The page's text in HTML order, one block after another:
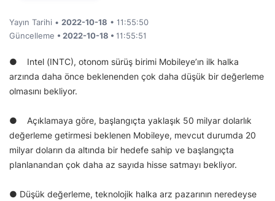
Yayın Tarihi • 2022-10-18 • 11:55:50
Güncelleme • 2022-10-18 • 11:55:51
● Intel (INTC), otonom sürüş birimi Mobileye’ın ilk halka
arzında daha önce beklenenden çok daha düşük bir değerleme
olmasını bekliyor.
● Açıklamaya göre, başlangıçta yaklaşık 50 milyar dolarlık
değerleme getirmesi beklenen Mobileye, mevcut durumda 20
milyar doların da altında bir hedefe sahip ve başlangıçta
planlanandan çok daha az sayıda hisse satmayı bekliyor.
● Düşük değerleme, teknolojik halka arz pazarının neredeyse